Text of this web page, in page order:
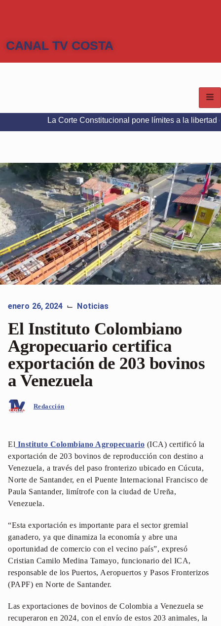
CANAL TV COSTA
La Corte Constitucional pone límites a la libertad de
enero 26, 2024 ⌙ Noticias
El Instituto Colombiano
Agropecuario certifica
exportación de 203 bovinos
a Venezuela
Redacción
El Instituto Colombiano Agropecuario (ICA) certificó la
exportación de 203 bovinos de reproducción con destino a
Venezuela, a través del paso fronterizo ubicado en Cúcuta,
Norte de Santander, en el Puente Internacional Francisco de
Paula Santander, limítrofe con la ciudad de Ureña,
Venezuela.
“Esta exportación es importante para el sector gremial
ganadero, ya que dinamiza la economía y abre una
oportunidad de comercio con el vecino país”, expresó
Cristian Camilo Medina Tamayo, funcionario del ICA,
responsable de los Puertos, Aeropuertos y Pasos Fronterizos
(PAPF) en Norte de Santander.
Las exportaciones de bovinos de Colombia a Venezuela se
recuperaron en 2024, con el envío de estos 203 animales, la